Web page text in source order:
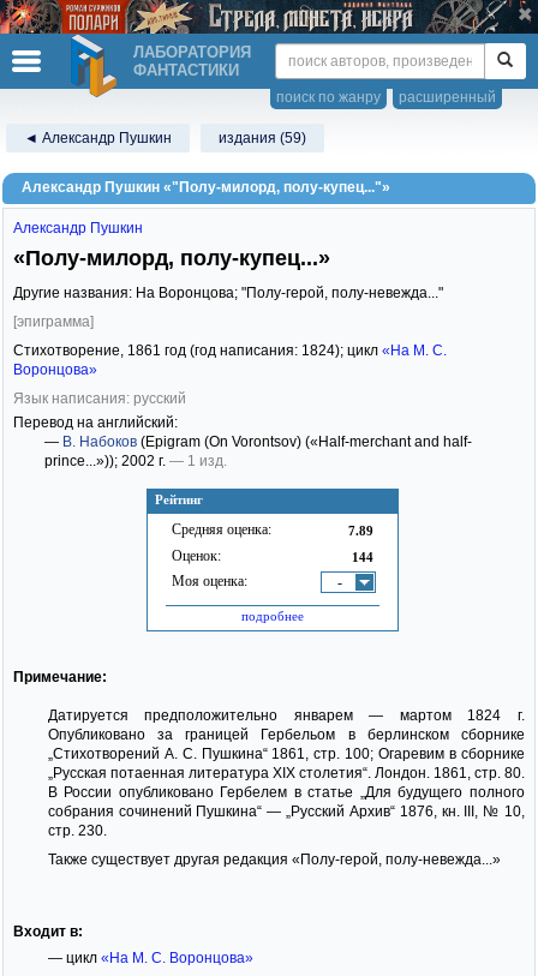
ЛАБОРАТОРИЯ
ФАНТАСТИКИ
расширенный
поиск по жанру
◄ Александр Пушкин издания (59)
Александр Пушкин «"Полу-милорд, полу-купец..."»
Рейтинг
Средняя оценка: 7.89
Оценок: 144
Моя оценка: -
подробнее
Александр Пушкин
«Полу-милорд, полу-купец...»
Другие названия: На Воронцова; "Полу-герой, полу-невежда..."
[эпиграмма]
Стихотворение, 1861 год (год написания: 1824); цикл «На М. С.
Воронцова»
Язык написания: русский
Перевод на английский:
— В. Набоков (Epigram (On Vorontsov) («Half-merchant and half-
prince...»)); 2002 г. — 1 изд.
Примечание:
Датируется предположительно январем — мартом 1824 г.
Опубликовано за границей Гербельом в берлинском сборнике
„Стихотворений А. С. Пушкина“ 1861, стр. 100; Огаревим в сборнике
„Русская потаенная литература XIX столетия“. Лондон. 1861, стр. 80.
В России опубликовано Гербелем в статье „Для будущего полного
собрания сочинений Пушкина“ — „Русский Архив“ 1876, кн. III, № 10,
стр. 230.
Также существует другая редакция «Полу-герой, полу-невежда...»
Входит в:
— цикл «На М. С. Воронцова»